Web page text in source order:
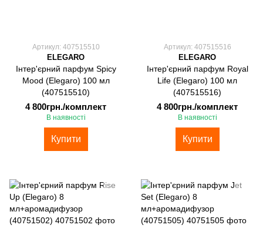
Артикул: 407515510
ELEGARO
Інтер'єрний парфум Spicy
Mood (Elegaro) 100 мл
(407515510)
4 800грн./комплект
В наявності
Купити
Артикул: 407515516
ELEGARO
Інтер'єрний парфум Royal
Life (Elegaro) 100 мл
(407515516)
4 800грн./комплект
В наявності
Купити